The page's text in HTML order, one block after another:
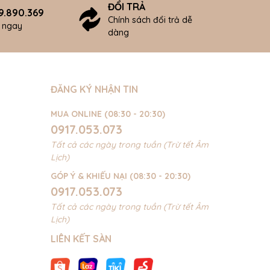
ĐỔI TRẢ
Chính sách đổi trả dễ
dàng
ĐĂNG KÝ NHẬN TIN
MUA ONLINE (08:30 - 20:30)
0917.053.073
Tất cả các ngày trong tuần (Trừ tết Âm
Lịch)
GÓP Ý & KHIẾU NẠI (08:30 - 20:30)
0917.053.073
Tất cả các ngày trong tuần (Trừ tết Âm
Lịch)
LIÊN KẾT SÀN